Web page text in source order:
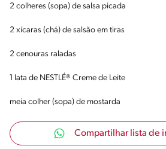
2 colheres (sopa) de salsa picada
2 xícaras (chá) de salsão em tiras
2 cenouras raladas
1 lata de NESTLÉ® Creme de Leite
meia colher (sopa) de mostarda
Compartilhar lista de